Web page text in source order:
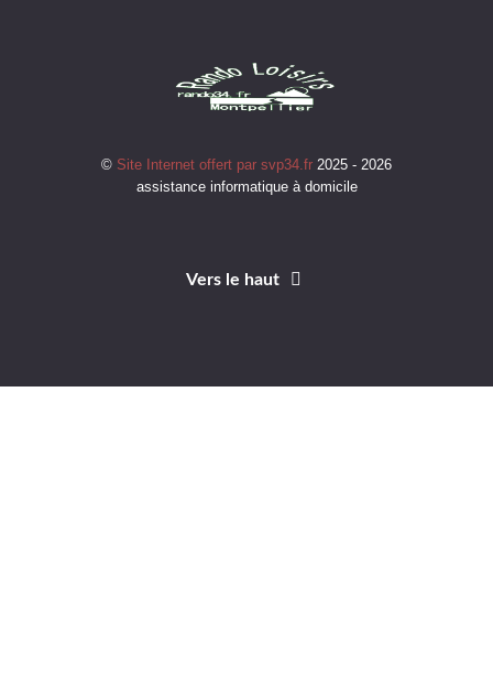
© Site Internet offert par svp34.fr 2025 - 2026
assistance informatique à domicile
Vers le haut